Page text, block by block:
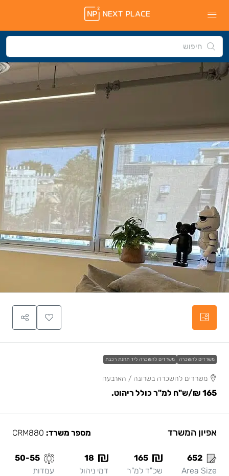
משרדים להשכרה משרדים להשכרה ליד תחנת רכבת
משרדים להשכרה בשרונה / הארבעה
165 ₪ /ש"ח למ"ר כולל ריהוט.
אפיון המשרד מספר משרד:
652
Area Size
165
שכ"ד למ"ר
18
דמי ניהול
50-55
עמדות